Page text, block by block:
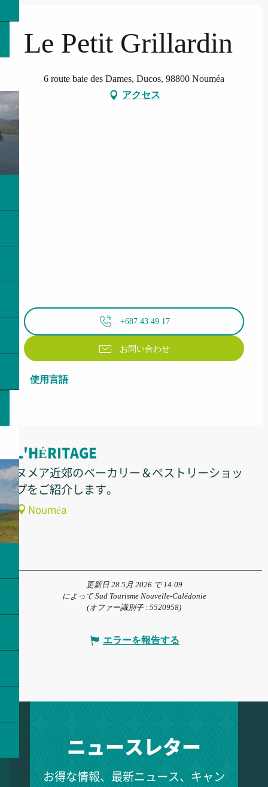
Le Petit Grillardin
6 route baie des Dames, Ducos, 98800 Nouméa
アクセス
+687 43 49 17
お問い合わせ
使用言語
使用言語
L'HÉRITAGE
ヌメア近郊のベーカリー＆ペストリーショッ
プをご紹介します。
Nouméa
更新日 28 5月 2026 で 14:09
によって Sud Tourisme Nouvelle-Calédonie
(オファー識別子 : 5520958)
エラーを報告する
ニュースレター
お得な情報、最新ニュース、キャン